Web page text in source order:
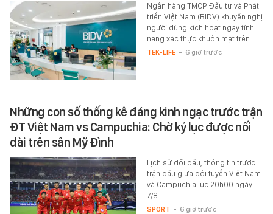
Ngân hàng TMCP Đầu tư và Phát
triển Việt Nam (BIDV) khuyến nghị
người dùng kích hoạt ngay tính
năng xác thực khuôn mặt trên…
TEK-LIFE - 6 giờ trước
Những con số thống kê đáng kinh ngạc trước trận
ĐT Việt Nam vs Campuchia: Chờ kỷ lục được nối
dài trên sân Mỹ Đình
Lịch sử đối đầu, thông tin trước
trận đấu giữa đội tuyển Việt Nam
và Campuchia lúc 20h00 ngày
7/8.
SPORT - 6 giờ trước